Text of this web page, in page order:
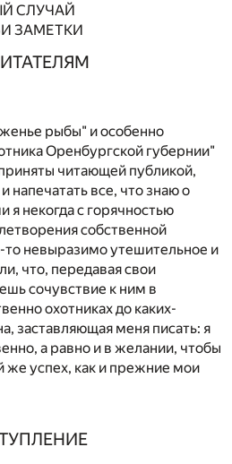
СЛУЧАЙ
ЗАМЕТКИ
рыбы" и особенно
Оренбургской губернии"
читающей публикой,
напечатать все, что знаю о
я некогда с горячностью
собственной
то невыразимо утешительное и
что, передавая свои
сочувствие к ним в
охотниках до каких-
заставляющая меня писать: я
а равно и в желании, чтобы
же успех, как и прежние мои